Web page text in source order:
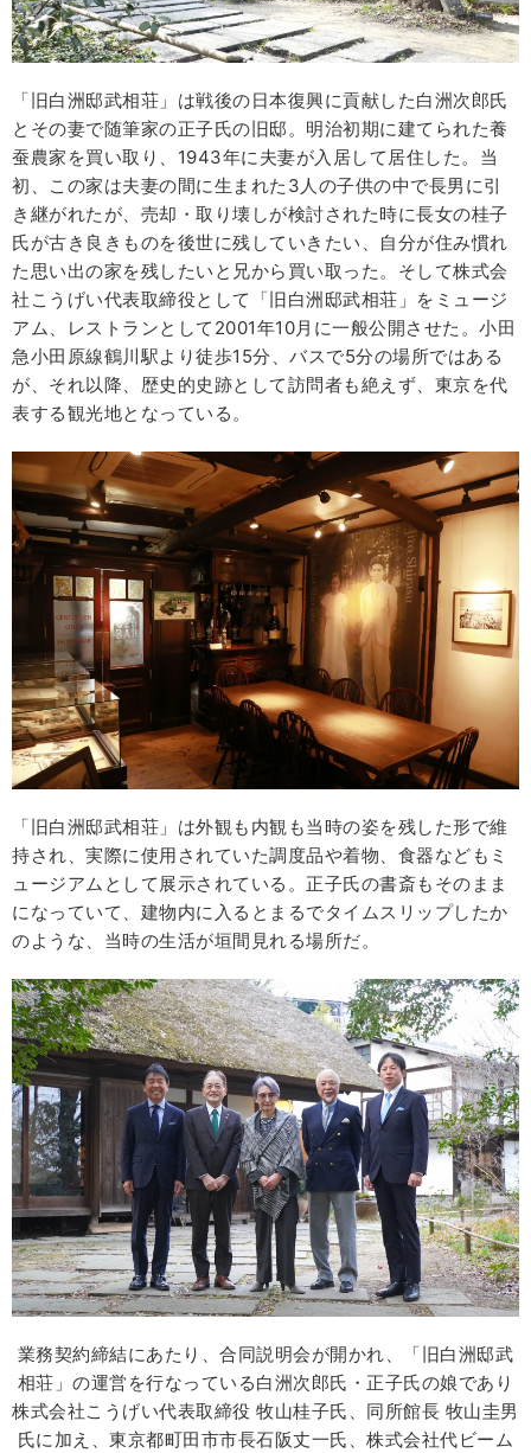
「旧白洲邸武相荘」は戦後の日本復興に貢献した白洲次郎氏
とその妻で随筆家の正子氏の旧邸。明治初期に建てられた養
蚕農家を買い取り、1943年に夫妻が入居して居住した。当
初、この家は夫妻の間に生まれた3人の子供の中で長男に引
き継がれたが、売却・取り壊しが検討された時に長女の桂子
氏が古き良きものを後世に残していきたい、自分が住み慣れ
た思い出の家を残したいと兄から買い取った。そして株式会
社こうげい代表取締役として「旧白洲邸武相荘」をミュージ
アム、レストランとして2001年10月に一般公開させた。小田
急小田原線鶴川駅より徒歩15分、バスで5分の場所ではある
が、それ以降、歴史的史跡として訪問者も絶えず、東京を代
表する観光地となっている。
「旧白洲邸武相荘」は外観も内観も当時の姿を残した形で維
持され、実際に使用されていた調度品や着物、食器などもミ
ュージアムとして展示されている。正子氏の書斎もそのまま
になっていて、建物内に入るとまるでタイムスリップしたか
のような、当時の生活が垣間見れる場所だ。
業務契約締結にあたり、合同説明会が開かれ、「旧白洲邸武
相荘」の運営を行なっている白洲次郎氏・正子氏の娘であり
株式会社こうげい代表取締役 牧山桂子氏、同所館長 牧山圭男
氏に加え、東京都町田市市長石阪丈一氏、株式会社代ビーム